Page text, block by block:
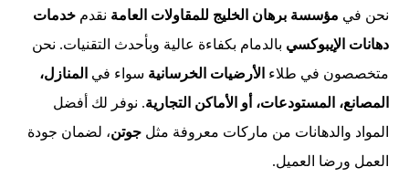
نحن في مؤسسة برهان الخليج للمقاولات العامة نقدمخدمات
دهانات الإيبوكسي بالدمام بكفاءة عالية وبأحدث التقنيات. نحن
متخصصون في طلاء الأرضيات الخرسانية سواء في المنازل،
المصانع، المستودعات، أو الأماكن التجارية. نوفر لك أفضل
المواد والدهانات من ماركات معروفة مثلجوتن، لضمان جودة
العمل ورضا العميل.